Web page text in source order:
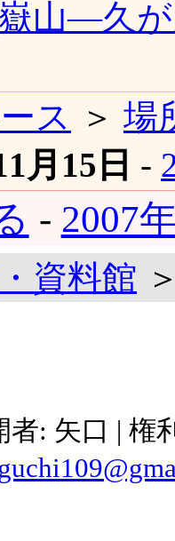
山―久
ス
＞ 場
月15日 -
- 2007
資料館
者: 矢口 |